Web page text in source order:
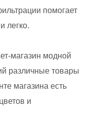
помогает
легко.
магазин модной
различные товары
магазина есть
и